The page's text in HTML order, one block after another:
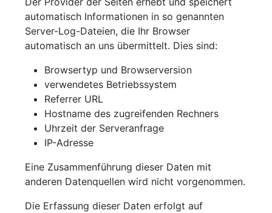
automatisch Informationen in so genannten
Server-Log-Dateien, die Ihr Browser
automatisch an uns übermittelt. Dies sind:
Browsertyp und Browserversion
verwendetes Betriebssystem
Referrer URL
Hostname des zugreifenden Rechners
Uhrzeit der Serveranfrage
IP-Adresse
Eine Zusammenführung dieser Daten mit
anderen Datenquellen wird nicht vorgenommen.
Die Erfassung dieser Daten erfolgt auf